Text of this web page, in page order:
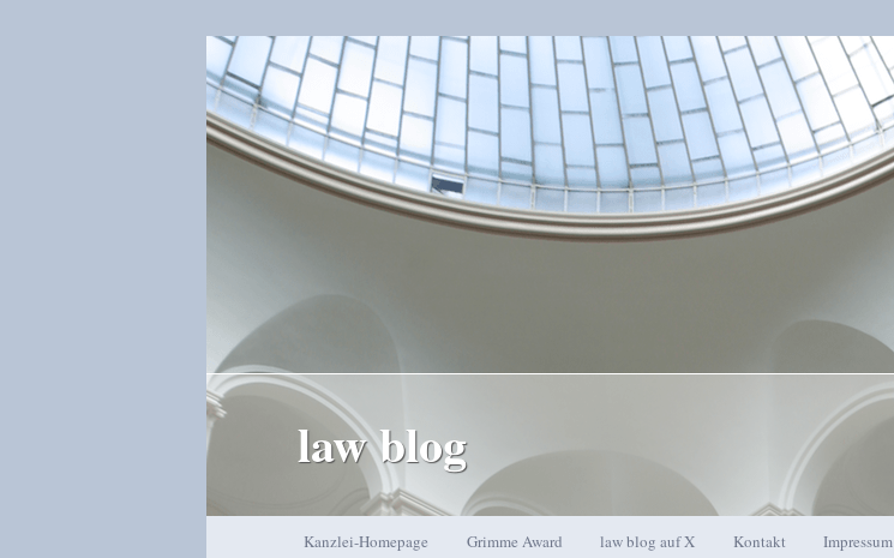
law blog
Zum Inhalt wechseln
Zum sekundären Inhalt wechseln
Kanzlei-Homepage Grimme Award law blog auf X Kontakt Impressum